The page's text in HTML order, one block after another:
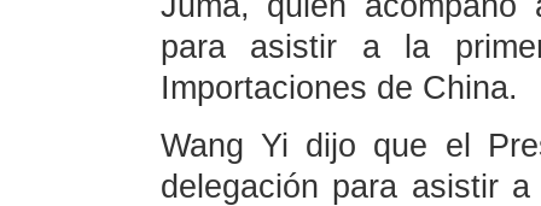
para asistir a la
Importaciones de China.
Wang Yi dijo que el
delegación para asistir